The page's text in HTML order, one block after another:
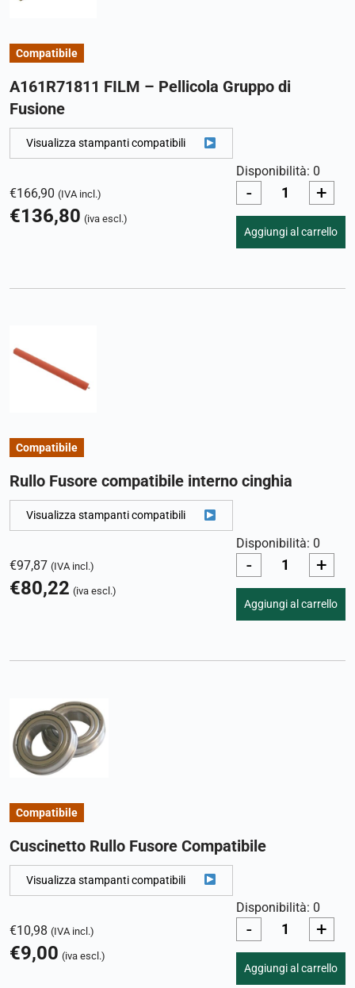
Compatibile
A161R71811 FILM – Pellicola Gruppo di
Fusione
Visualizza stampanti compatibili
€166,90 (IVA incl.)
€136,80 (iva escl.)
Disponibilità: 0
- +
Aggiungi al carrello
Compatibile
Rullo Fusore compatibile interno cinghia
Visualizza stampanti compatibili
€97,87 (IVA incl.)
€80,22 (iva escl.)
Disponibilità: 0
- +
Aggiungi al carrello
Compatibile
Cuscinetto Rullo Fusore Compatibile
Visualizza stampanti compatibili
€10,98 (IVA incl.)
€9,00 (iva escl.)
Disponibilità: 0
- +
Aggiungi al carrello